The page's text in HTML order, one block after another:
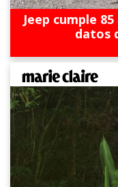
Jeep cumple
datos